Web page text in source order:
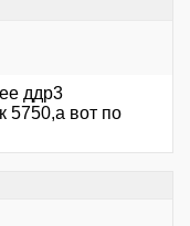
ддр3
5750,а вот по